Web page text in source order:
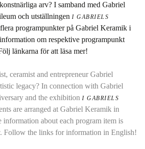
arv? I samband med Gabriel
och utställningen I GABRIELS
programpunkter på Gabriel Keramik i
om respektive programpunkt
länkarna för att läsa mer!
ceramist and entrepreneur Gabriel
legacy? In connection with Gabriel
and the exhibition I GABRIELS
are arranged at Gabriel Keramik in
information about each program item is
Follow the links for information in English!